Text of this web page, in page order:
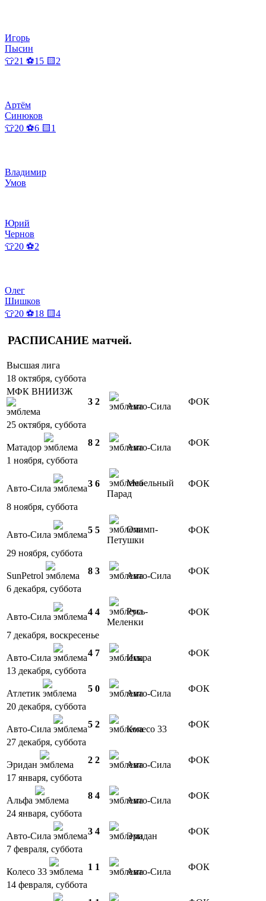
Игорь
Пысин
👕21 ⚽15 🟨2
Артём
Синюков
👕20 ⚽6 🟨1
Владимир
Умов
Юрий
Чернов
👕20 ⚽2
Олег
Шишков
👕20 ⚽18 🟨4
РАСПИСАНИЕ матчей.
Высшая лига
18 октября, суббота
МФК ВНИИЗЖ
3 2 Авто-Сила ФОК
25 октября, суббота
Матадор 8 2 Авто-Сила
ФОК
1 ноября, суббота
Авто-Сила 3 6
Мебельный
Парад
ФОК
8 ноября, суббота
Авто-Сила 5 5
Олимп-
Петушки
ФОК
29 ноября, суббота
SunPetrol 8 3 Авто-Сила
ФОК
6 декабря, суббота
Авто-Сила 4 4
Русь-
Меленки
ФОК
7 декабря, воскресенье
Авто-Сила 4 7 Искра
ФОК
13 декабря, суббота
Атлетик 5 0 Авто-Сила
ФОК
20 декабря, суббота
Авто-Сила 5 2 Колесо 33
ФОК
27 декабря, суббота
Эридан 2 2 Авто-Сила
ФОК
17 января, суббота
Альфа 8 4 Авто-Сила
ФОК
24 января, суббота
Авто-Сила 3 4 Эридан
ФОК
7 февраля, суббота
Колесо 33 1 1 Авто-Сила
ФОК
14 февраля, суббота